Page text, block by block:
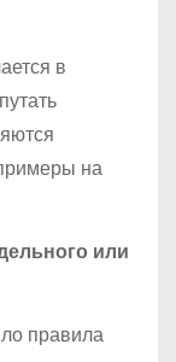
в
на
или
правила